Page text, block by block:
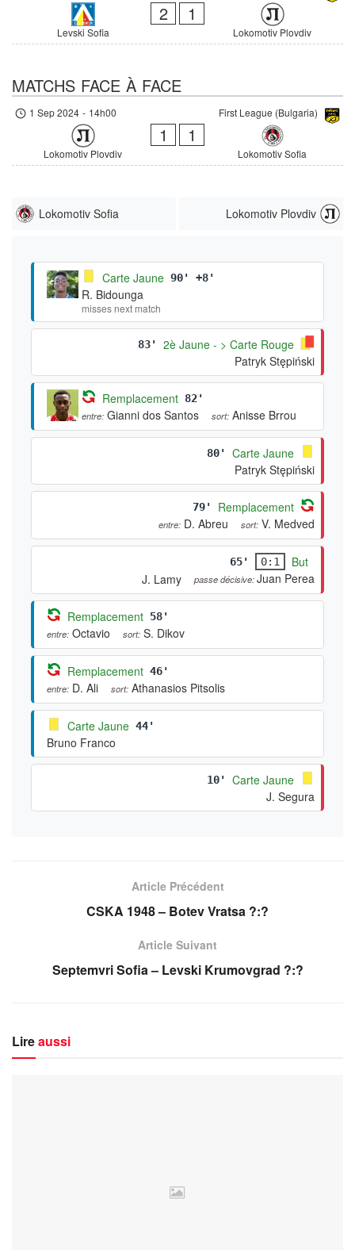
Levski Sofia
2 1
Lokomotiv Plovdiv
MATCHS FACE À FACE
First League (Bulgaria)
1 Sep 2024 - 14h00
Lokomotiv Plovdiv
1 1
Lokomotiv Sofia
Lokomotiv Sofia Lokomotiv Plovdiv
Carte Jaune 90' +8'
R. Bidounga
misses next match
83'
2è Jaune - > Carte Rouge
Patryk Stępiński
Remplacement 82'
entre: Gianni dos Santos sort: Anisse Brrou
80'
Carte Jaune
Patryk Stępiński
79' Remplacement
entre: D. Abreu sort: V. Medved
65' 0:1
But
J. Lamy
passe décisive:Juan Perea
Remplacement 58'
entre: Octavio sort: S. Dikov
Remplacement 46'
entre: D. Ali sort: Athanasios Pitsolis
Carte Jaune 44'
Bruno Franco
10'
Carte Jaune
J. Segura
Article Précédent
CSKA 1948 – Botev Vratsa ?:?
Article Suivant
Septemvri Sofia – Levski Krumovgrad ?:?
Lireaussi